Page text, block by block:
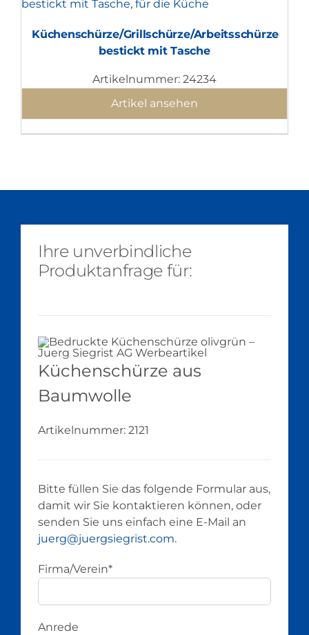
Küchenschürze/Grillschürze/Arbeitsschürze
bestickt mit Tasche
Artikelnummer: 24234
Artikel ansehen
Ihre unverbindliche
Produktanfrage für:
Küchenschürze aus
Baumwolle
Artikelnummer: 2121
Bitte füllen Sie das folgende Formular aus,
damit wir Sie kontaktieren können, oder
senden Sie uns einfach eine E-Mail an
juerg@juergsiegrist.com.
Firma/Verein*
Anrede